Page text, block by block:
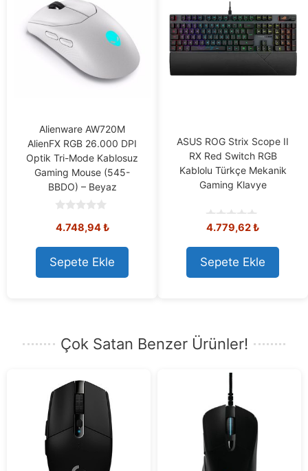
Alienware AW720M
AlienFX RGB 26.000 DPI
Optik Tri-Mode Kablosuz
Gaming Mouse (545-
BBDO) – Beyaz
o
t
o
f
5
4.748,94₺
Sepete Ekle
ASUS ROG Strix Scope II
RX Red Switch RGB
Kablolu Türkçe Mekanik
Gaming Klavye
0
u
t
o
f
4.779,62₺
Sepete Ekle
Çok Satan Benzer Ürünler!